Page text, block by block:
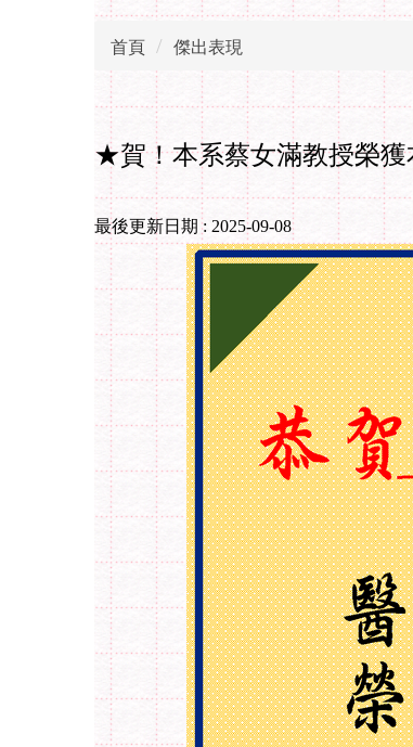
首頁 傑出表現
★賀！本系蔡女滿教授榮
最後更新日期 : 2025-09-08